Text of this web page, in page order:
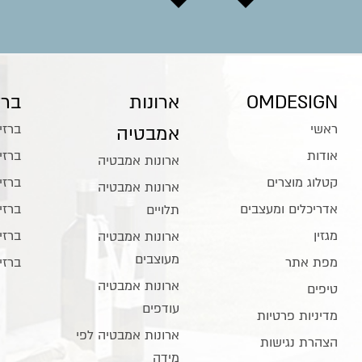
OMDESIGN
ראשי
אודות
קטלוג מוצרים
אדריכלים ומעצבים
מגזין
מפת אתר
טיפים
מדיניות פרטיות
הצהרת נגישות
ארונות
אמבטיה
ארונות אמבטיה
ארונות אמבטיה
תלויים
ארונות אמבטיה
מעוצבים
ארונות אמבטיה
עודפים
ארונות אמבטיה לפי
מידה